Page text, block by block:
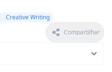
Creative Writing
Compartilhar